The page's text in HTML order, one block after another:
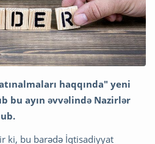
haqqında" yeni
bu ayın əvvəlində Nazirlər
ki, bu barədə İqtisadiyyat